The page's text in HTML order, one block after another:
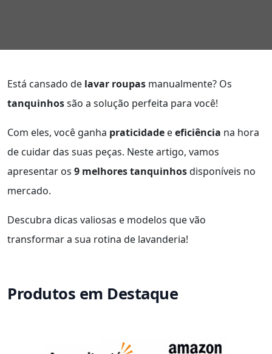
Está cansado de lavar roupas manualmente? Os
tanquinhossão a solução perfeita para você!
Com eles, você ganha praticidade eeficiência na hora
de cuidar das suas peças. Neste artigo, vamos
apresentar os 9 melhores tanquinhosdisponíveis no
mercado.
Descubra dicas valiosas e modelos que vão
transformar a sua rotina de lavanderia!
Produtos em Destaque